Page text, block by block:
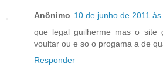
Anônimo 10 de junho de 2011 às
que legal guilherme mas o site
voultar ou e so o progama a de
Responder